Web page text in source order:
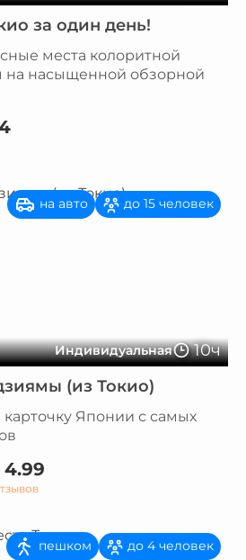
за один день!
места колоритной
на насыщенной обзорной
Индивидуальная 10ч
на авто до 15 человек
(из Токио)
Японии с самых
4.99
пешком до 4 человек